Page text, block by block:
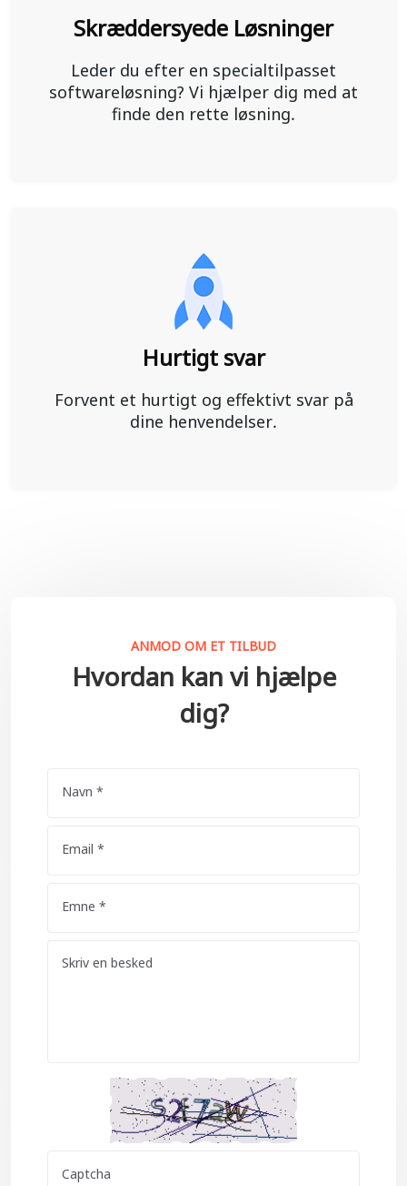
Skræddersyede Løsninger
Leder du efter en specialtilpasset
softwareløsning? Vi hjælper dig med at
finde den rette løsning.
Hurtigt svar
Forvent et hurtigt og effektivt svar på
dine henvendelser.
ANMOD OM ET TILBUD
Hvordan kan vi hjælpe
dig?